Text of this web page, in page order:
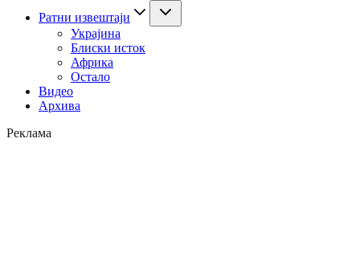
Ратни извештаји
Украјина
Блиски исток
Африка
Остало
Видео
Архива
Реклама